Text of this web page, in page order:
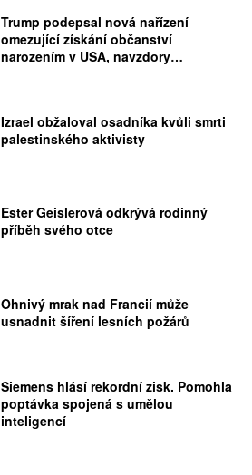
Trump podepsal nová nařízení
omezující získání občanství
narozením v USA, navzdory
Izrael obžaloval osadníka kvůli smrti
palestinského aktivisty
Ester Geislerová odkrývá rodinný
příběh svého otce
Ohnivý mrak nad Francií může
usnadnit šíření lesních požárů
Siemens hlásí rekordní zisk. Pomohla
poptávka spojená s umělou
inteligencí